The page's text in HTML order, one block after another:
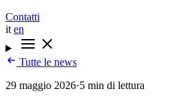
Contatti
it en
Tutte le news
29 maggio 2026·5 min di lettura